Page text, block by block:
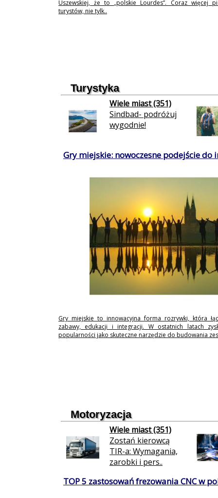
Uszewskiej, że to „polskie Lourdes”. Coraz więcej
turystów, nie tylk..
Turystyka
Wiele miast (351)
Sindbad- podróżuj
wygodnie!
Gry miejskie: nowoczesne podejście do
Gry miejskie to innowacyjna forma rozrywki, która
zabawy, edukacji i integracji. W ostatnich latach
popularności jako skuteczne narzędzie do budowania
Motoryzacja
Wiele miast (351)
Zostań kierowcą
TIR-a: Wymagania,
zarobki i pers..
TOP 5 zastosowań frezowania CNC w